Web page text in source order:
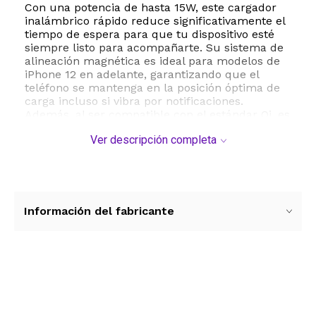
Con una potencia de hasta 15W, este cargador
inalámbrico rápido reduce significativamente el
tiempo de espera para que tu dispositivo esté
siempre listo para acompañarte. Su sistema de
alineación magnética es ideal para modelos de
iPhone 12 en adelante, garantizando que el
teléfono se mantenga en la posición óptima de
carga incluso si vibra por notificaciones.
permite cargar otros teléfonos inteligentes y
USB Tipo C, el estándar moderno que asegura
Ver descripción completa
Información del fabricante